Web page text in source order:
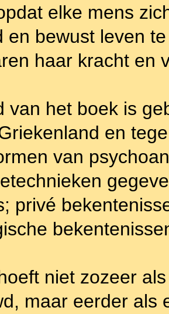
elke mens
en bewust leven
haar kracht en
van het boek is
en
van
privé
niet zozeer
maar eerder als